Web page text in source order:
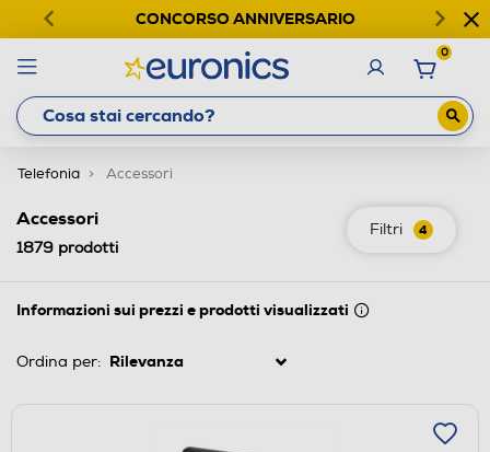
CONCORSO ANNIVERSARIO
0
Telefonia Accessori
Filtri 4
Accessori
1879 prodotti
Informazioni sui prezzi e prodotti visualizzati
Ordina per: